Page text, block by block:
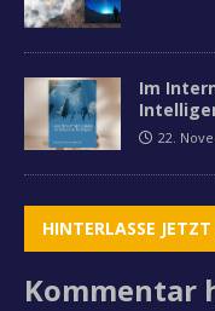
Im
22.
HINTERLASSE
Kommentar